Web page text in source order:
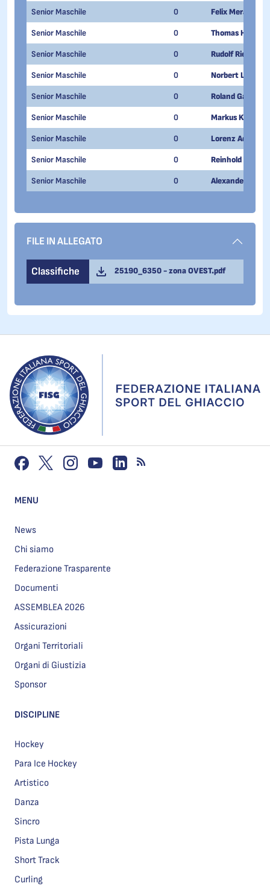
Senior Maschile 0 Felix Meraner
Senior Maschile 0 Thomas Heiss
Senior Maschile 0 Rudolf Riegler
Senior Maschile 0 Norbert Luggin
Senior Maschile 0 Roland Gasser
Senior Maschile 0 Markus
Senior Maschile 0 Lorenz Adolf
Senior Maschile 0 Reinhold
Senior Maschile 0 Alexander Carlin
FILE IN ALLEGATO
Classifiche 25190_6350 - zona OVEST.pdf
MENU
News
Chi siamo
Federazione Trasparente
Documenti
ASSEMBLEA 2026
Assicurazioni
Organi Territoriali
Organi di Giustizia
Sponsor
DISCIPLINE
Hockey
Para Ice Hockey
Artistico
Danza
Sincro
Pista Lunga
Short Track
Curling